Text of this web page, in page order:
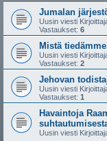
Jumalan
Uusin viesti
Vastaukset: 6
Mistä
Uusin viesti
Vastaukset: 2
Jehovan
Uusin viesti
Vastaukset: 1
Havaintoja
Uusin viesti